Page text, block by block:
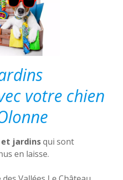
votre chien
et jardinsqui sont
en laisse.